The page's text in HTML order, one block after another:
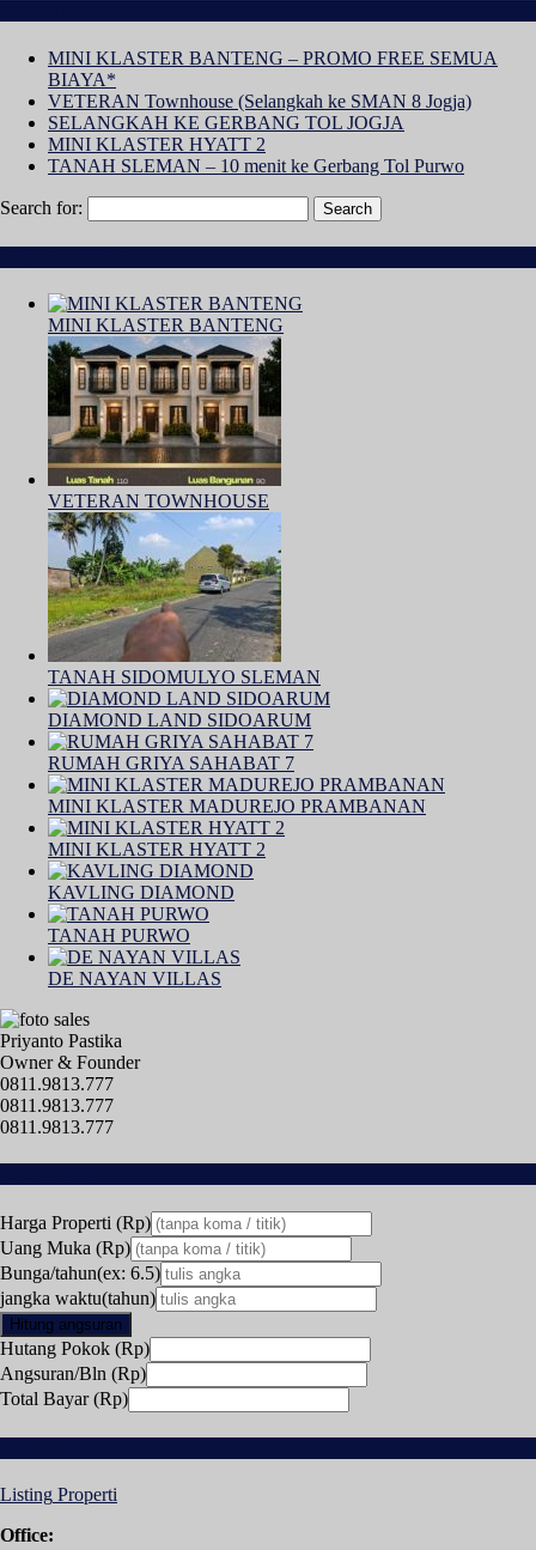
MINI KLASTER BANTENG – PROMO FREE SEMUA
BIAYA*
VETERAN Townhouse (Selangkah ke SMAN 8 Jogja)
SELANGKAH KE GERBANG TOL JOGJA
MINI KLASTER HYATT 2
TANAH SLEMAN – 10 menit ke Gerbang Tol Purwo
Search for:
MINI KLASTER BANTENG
VETERAN TOWNHOUSE
TANAH SIDOMULYO SLEMAN
DIAMOND LAND SIDOARUM
RUMAH GRIYA SAHABAT 7
MINI KLASTER MADUREJO PRAMBANAN
MINI KLASTER HYATT 2
KAVLING DIAMOND
TANAH PURWO
DE NAYAN VILLAS
Priyanto Pastika
Owner & Founder
0811.9813.777
0811.9813.777
0811.9813.777
Harga Properti (Rp)
Uang Muka (Rp)
Bunga/tahun(ex: 6.5)
jangka waktu(tahun)
Hitung angsuran
Hutang Pokok (Rp)
Angsuran/Bln (Rp)
Total Bayar (Rp)
Listing Properti
Office: